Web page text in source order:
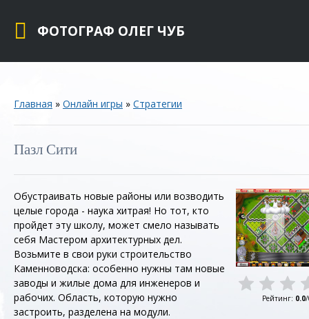
ФОТОГРАФ ОЛЕГ ЧУБ
Главная » Онлайн игры » Стратегии
Пазл Сити
Обустраивать новые районы или возводить
целые города - наука хитрая! Но тот, кто
пройдет эту школу, может смело называть
себя Мастером архитектурных дел.
Возьмите в свои руки строительство
Каменноводска: особенно нужны там новые
заводы и жилые дома для инженеров и
рабочих. Область, которую нужно
застроить, разделена на модули.
Рейтинг: 0.0/